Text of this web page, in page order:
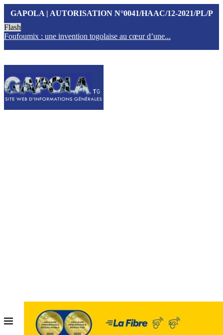
GAPOLA | AUTORISATION N°0041/HAAC/12-2021/PL/P
Flash
Foufoumix : une invention togolaise au cœur d’une...